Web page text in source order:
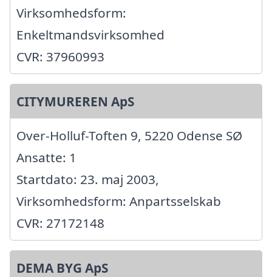
Virksomhedsform:
Enkeltmandsvirksomhed
CVR: 37960993
CITYMUREREN ApS
Over-Holluf-Toften 9, 5220 Odense SØ
Ansatte: 1
Startdato: 23. maj 2003,
Virksomhedsform: Anpartsselskab
CVR: 27172148
DEMA BYG ApS